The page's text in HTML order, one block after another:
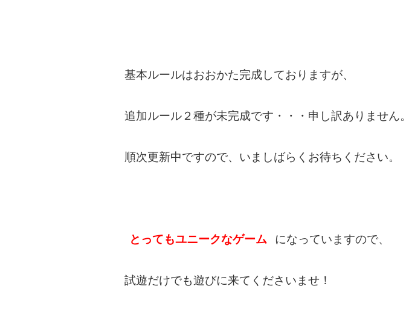
基本ルールはおおかた完成しておりますが、
追加ルール２種が未完成です・・・申し訳ありません。
順次更新中ですので、いましばらくお待ちください。
とってもユニークなゲーム になっていますので、
試遊だけでも遊びに来てくださいませ！